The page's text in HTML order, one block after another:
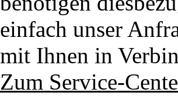
einfach unser
mit Ihnen in
Zum Service-